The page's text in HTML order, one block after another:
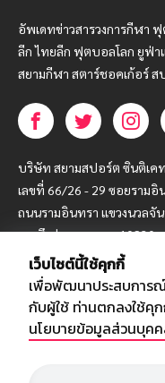
อัพเดทข่าวสารวงการกีฬา
ลีก ไทยลีก ฟุตบอลโลก ยูฟ่า
สยามกีฬา สตาร์ชอคเก้อร์
บริษัท สยามสปอร์ต ซินติเค
เลขที่ 66/26 - 29 ซอยรามอิ
ถนนรามอินทรา แขวงนวลจั
เขตบึงกุ่ม กรุงเทพฯ 10230
โทร : 02-5088-000
อีเมล์ :
เว็บไซต์ :
เว็บไซต์นี้ใช้คุกกี้
เพื่อพัฒนาประสบการณ์
กับผู้ใช้ ท่านตกลงใช้คุ
นโยบายข้อมูลส่วนบุค